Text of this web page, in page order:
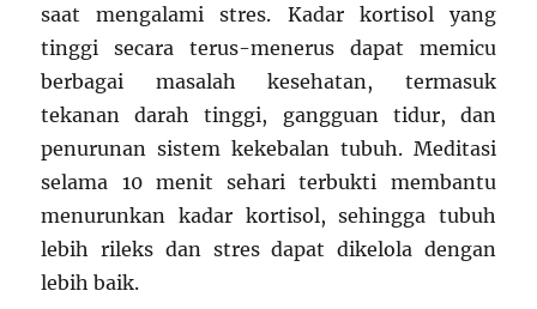
saat mengalami stres. Kadar kortisol yang
tinggi secara terus-menerus dapat memicu
berbagai masalah kesehatan, termasuk
tekanan darah tinggi, gangguan tidur, dan
penurunan sistem kekebalan tubuh. Meditasi
selama 10 menit sehari terbukti membantu
menurunkan kadar kortisol, sehingga tubuh
lebih rileks dan stres dapat dikelola dengan
lebih baik.